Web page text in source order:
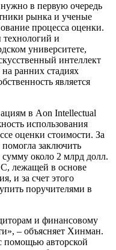
в первую очередь
рынка и ученые
процесса оценки.
и
университете,
интеллект
ранних стадиях
является
в Aon Intellectual
использования
оценки стоимости. За
заключить
около 2 млрд долл.
лежащей в основе
и за счет этого
поручителями в
и финансовому
– объясняет Хинман.
помощью авторской